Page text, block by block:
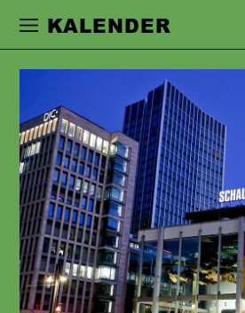
Zur Hauptnavigation
KALENDER